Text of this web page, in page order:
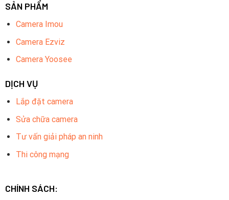
SẢN PHẨM
Camera Imou
Camera Ezviz
Camera Yoosee
DỊCH VỤ
Lắp đặt camera
Sửa chữa camera
Tư vấn giải pháp an ninh
Thi công mạng
CHÍNH SÁCH: